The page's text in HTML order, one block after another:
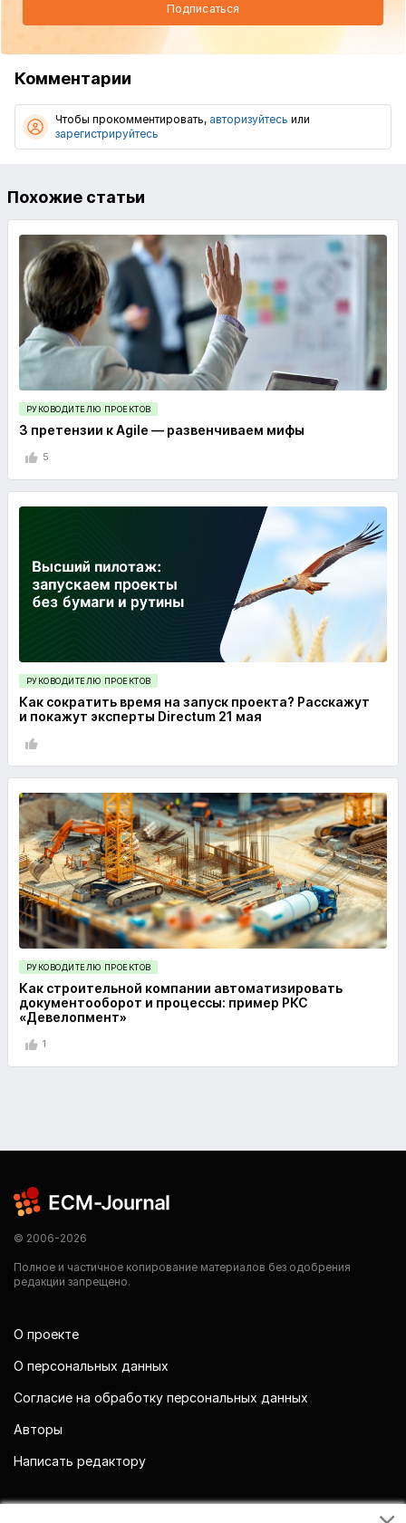
Подписаться
Комментарии
Чтобы прокомментировать, авторизуйтесь или
зарегистрируйтесь
Похожие статьи
РУКОВОДИТЕЛЮ ПРОЕКТОВ
3 претензии к Agile — развенчиваем мифы
5
РУКОВОДИТЕЛЮ ПРОЕКТОВ
Как сократить время на запуск проекта? Расскажут
и покажут эксперты Directum 21 мая
РУКОВОДИТЕЛЮ ПРОЕКТОВ
Как строительной компании автоматизировать
документооборот и процессы: пример РКС
«Девелопмент»
1
© 2006-2026
Полное и частичное копирование материалов без одобрения
редакции запрещено.
О проекте
О персональных данных
Согласие на обработку персональных данных
Авторы
Написать редактору